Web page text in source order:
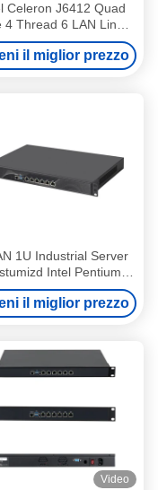
Celeron J6412 Quad
4 Thread 6 LAN Linux
con console e
ventola
il miglior prezzo
1U Industrial Server
Intel Pentium
e serie Core
il miglior prezzo
Video